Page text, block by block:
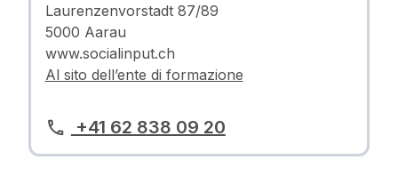
Laurenzenvorstadt 87/89
5000 Aarau
www.socialinput.ch
Al sito dell’ente di formazione
+41 62 838 09 20